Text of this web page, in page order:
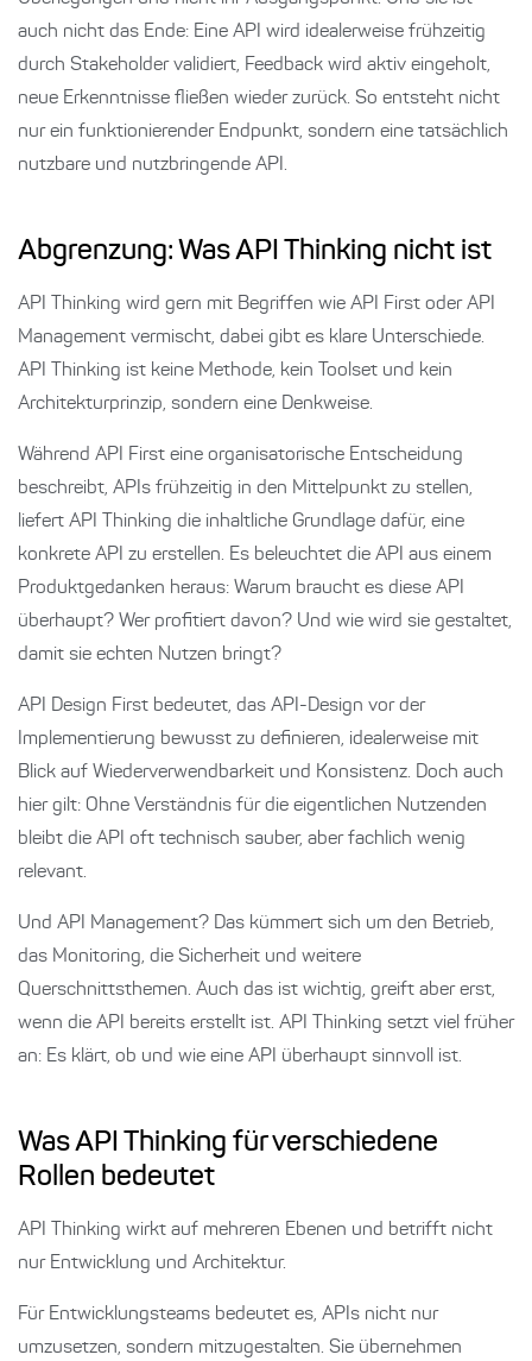
auch nicht das Ende: Eine API wird idealerweise frühzeitig
durch Stakeholder validiert, Feedback wird aktiv eingeholt,
neue Erkenntnisse fließen wieder zurück. So entsteht nicht
nur ein funktionierender Endpunkt, sondern eine tatsächlich
nutzbare und nutzbringende API.
Abgrenzung: Was API Thinking nicht ist
API Thinking wird gern mit Begriffen wie API First oder API
Management vermischt, dabei gibt es klare Unterschiede.
API Thinking ist keine Methode, kein Toolset und kein
Architekturprinzip, sondern eine Denkweise.
Während API First eine organisatorische Entscheidung
beschreibt, APIs frühzeitig in den Mittelpunkt zu stellen,
liefert API Thinking die inhaltliche Grundlage dafür, eine
konkrete API zu erstellen. Es beleuchtet die API aus einem
Produktgedanken heraus: Warum braucht es diese API
überhaupt? Wer profitiert davon? Und wie wird sie gestaltet,
damit sie echten Nutzen bringt?
API Design First bedeutet, das API-Design vor der
Implementierung bewusst zu definieren, idealerweise mit
Blick auf Wiederverwendbarkeit und Konsistenz. Doch auch
hier gilt: Ohne Verständnis für die eigentlichen Nutzenden
bleibt die API oft technisch sauber, aber fachlich wenig
relevant.
Und API Management? Das kümmert sich um den Betrieb,
das Monitoring, die Sicherheit und weitere
Querschnittsthemen. Auch das ist wichtig, greift aber erst,
wenn die API bereits erstellt ist. API Thinking setzt viel früher
an: Es klärt, ob und wie eine API überhaupt sinnvoll ist.
Was API Thinking für verschiedene
Rollen bedeutet
API Thinking wirkt auf mehreren Ebenen und betrifft nicht
nur Entwicklung und Architektur.
Für Entwicklungsteams bedeutet es, APIs nicht nur
umzusetzen, sondern mitzugestalten. Sie übernehmen